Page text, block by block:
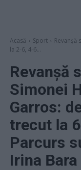
Acasă Sport
Revanșă
la 2-6, 4-6...
Revanșă
Simonei
Garros:
trecut la
Parcurs
Irina Bara